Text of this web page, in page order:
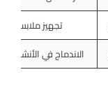
تجهيز ملابس
الاندماج في الأنشطة